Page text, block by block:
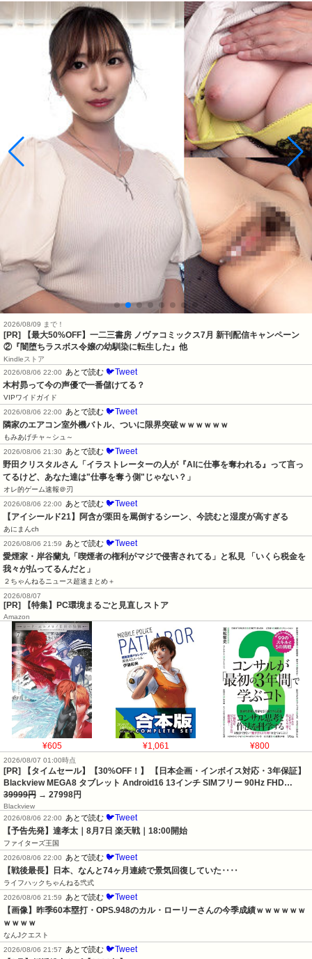
2026/08/09 まで！
[PR] 【最大50%OFF】一二三書房 ノヴァコミックス7月 新刊配信キャンペーン
②『闇堕ちラスボス令嬢の幼馴染に転生した』他
Kindleストア
2026/08/06 22:00
あとで読む 🐦Tweet
木村昴って今の声優で一番儲けてる？
VIPワイドガイド
2026/08/06 22:00
あとで読む 🐦Tweet
隣家のエアコン室外機バトル、ついに限界突破ｗｗｗｗｗｗ
もみあげチャ～シュ～
2026/08/06 21:30
あとで読む 🐦Tweet
野田クリスタルさん「イラストレーターの人が『AIに仕事を奪われる』って言っ
てるけど、あなた達は"仕事を奪う側"じゃない？」
オレ的ゲーム速報＠刃
2026/08/06 22:00
あとで読む 🐦Tweet
【アイシールド21】阿含が栗田を罵倒するシーン、今読むと湿度が高すぎる
あにまんch
2026/08/06 21:59
あとで読む 🐦Tweet
愛煙家・岸谷蘭丸「喫煙者の権利がマジで侵害されてる」と私見 「いくら税金を
我々が払ってるんだと」
２ちゃんねるニュース超速まとめ＋
2026/08/07
[PR] 【特集】PC環境まるごと見直しストア
Amazon
¥605 ¥1,061 ¥800
2026/08/07 01:00時点
[PR] 【タイムセール】【30%OFF！】 【日本企画・インボイス対応・3年保証】
Blackview MEGA8 タブレット Android16 13インチ SIMフリー 90Hz FHD…
39999円 → 27998円
Blackview
2026/08/06 22:00
あとで読む 🐦Tweet
【予告先発】達孝太｜8月7日 楽天戦｜18:00開始
ファイターズ王国
2026/08/06 22:00
あとで読む 🐦Tweet
【戦後最長】日本、なんと74ヶ月連続で景気回復していた‥‥
ライフハックちゃんねる弐式
2026/08/06 21:59
あとで読む 🐦Tweet
【画像】昨季60本塁打・OPS.948のカル・ローリーさんの今季成績ｗｗｗｗｗｗ
ｗｗｗｗ
なんJクエスト
2026/08/06 21:57
あとで読む 🐦Tweet